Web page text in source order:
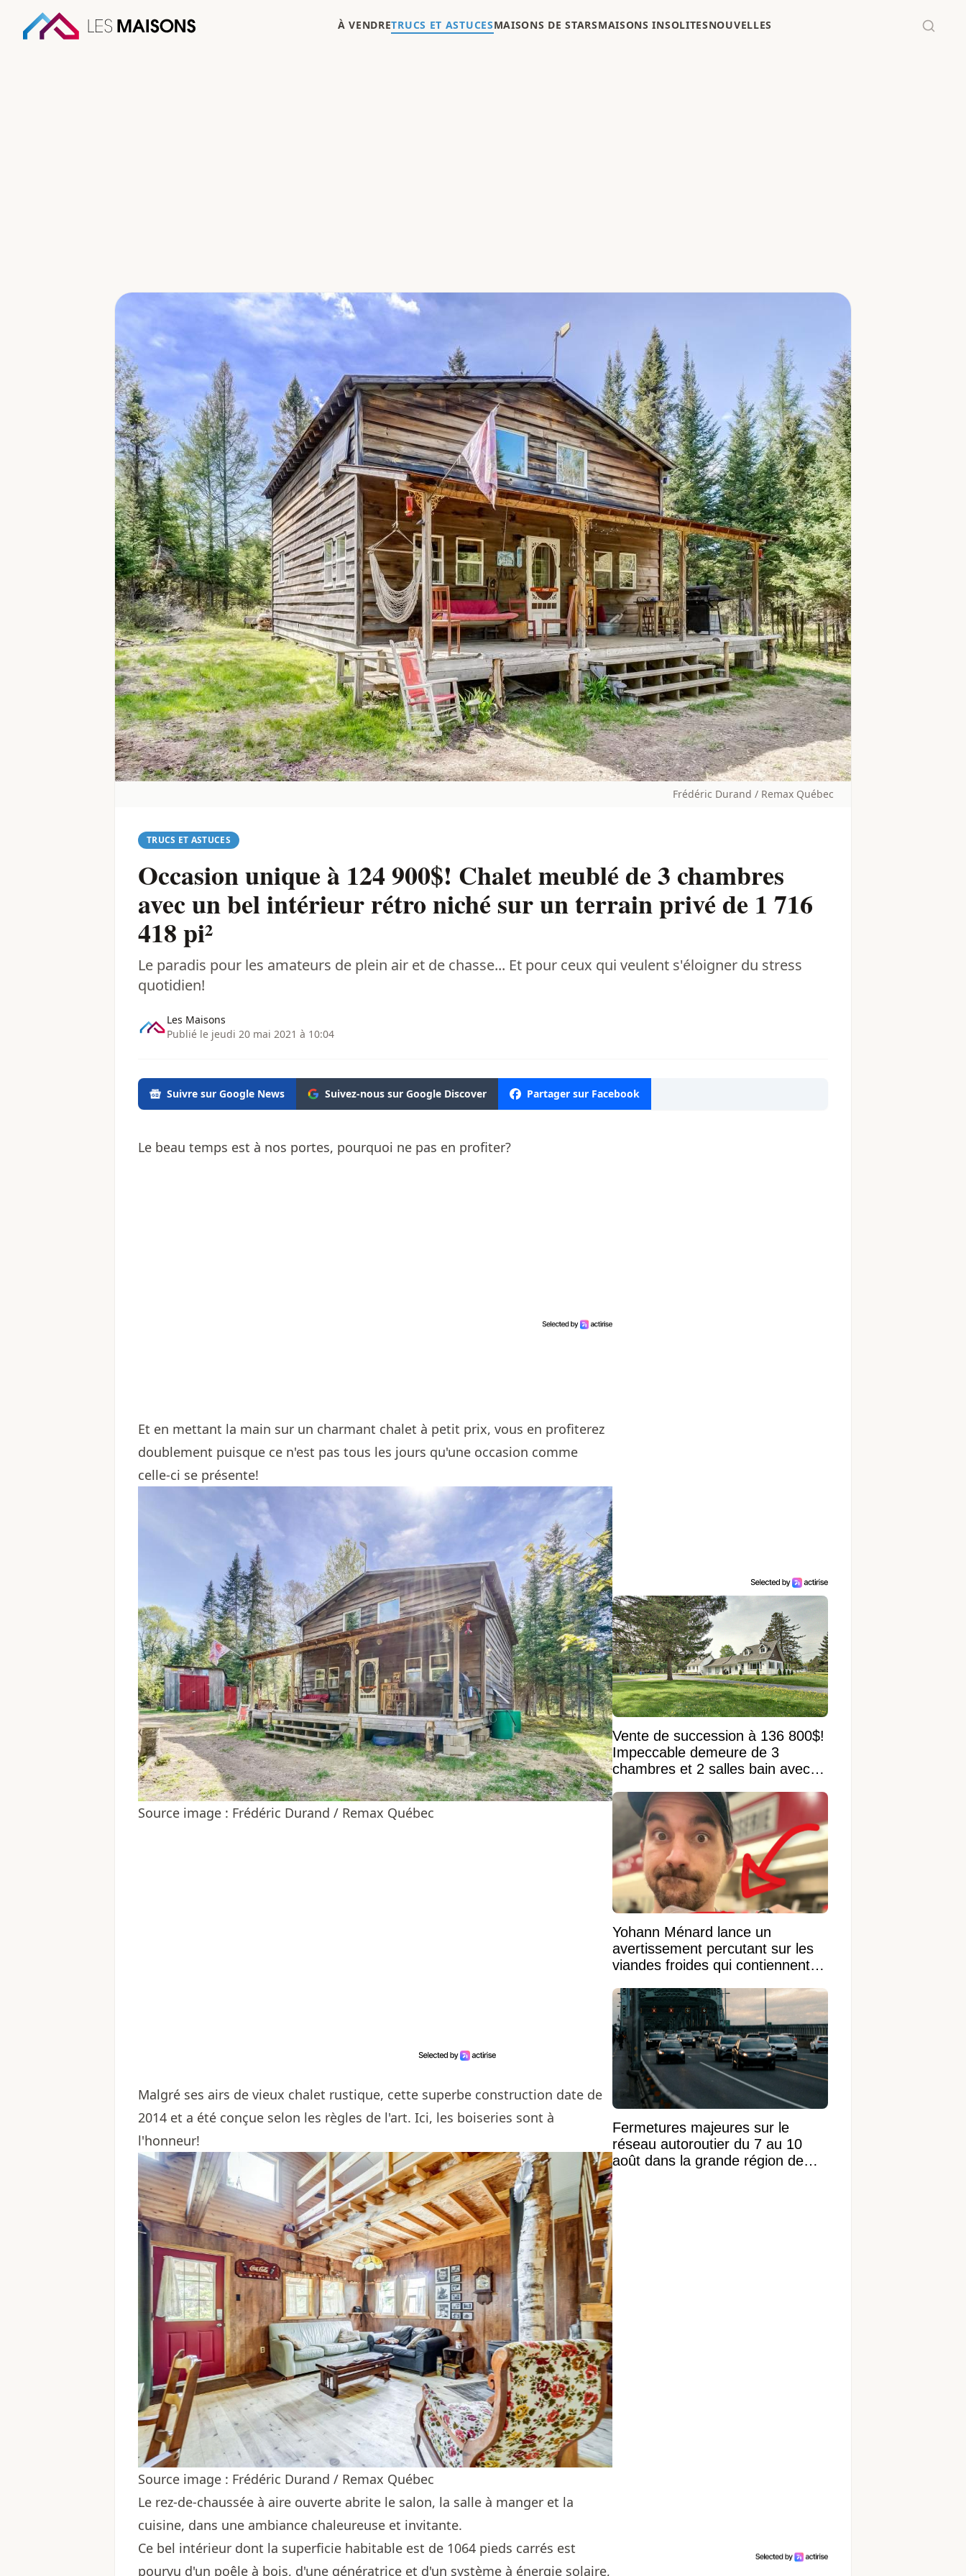
À VENDRETRUCS ET ASTUCESMAISONS DE STARSMAISONS INSOLITESNOUVELLES
Frédéric Durand / Remax Québec
TRUCS ET ASTUCES
Occasion unique à 124 900$! Chalet meublé de 3 chambres
avec un bel intérieur rétro niché sur un terrain privé de 1 716
418 pi²
Le paradis pour les amateurs de plein air et de chasse... Et pour ceux qui veulent s'éloigner du stress
quotidien!
Les Maisons
Publié le jeudi 20 mai 2021 à 10:04
Suivre sur Google News Suivez-nous sur Google Discover Partager sur Facebook
Le beau temps est à nos portes, pourquoi ne pas en profiter?
Et en mettant la main sur un charmant chalet à petit prix, vous en profiterez
doublement puisque ce n'est pas tous les jours qu'une occasion comme
celle-ci se présente!
Source image : Frédéric Durand / Remax Québec
Malgré ses airs de vieux chalet rustique, cette superbe construction date de
2014 et a été conçue selon les règles de l'art. Ici, les boiseries sont à
l'honneur!
Source image : Frédéric Durand / Remax Québec
Le rez-de-chaussée à aire ouverte abrite le salon, la salle à manger et la
cuisine, dans une ambiance chaleureuse et invitante.
Ce bel intérieur dont la superficie habitable est de 1064 pieds carrés est
pourvu d'un poêle à bois, d'une génératrice et d'un système à énergie solaire,
Vente de succession à 136 800$!
Impeccable demeure de 3
chambres et 2 salles bain avec
Yohann Ménard lance un
avertissement percutant sur les
viandes froides qui contiennent
Fermetures majeures sur le
réseau autoroutier du 7 au 10
août dans la grande région de